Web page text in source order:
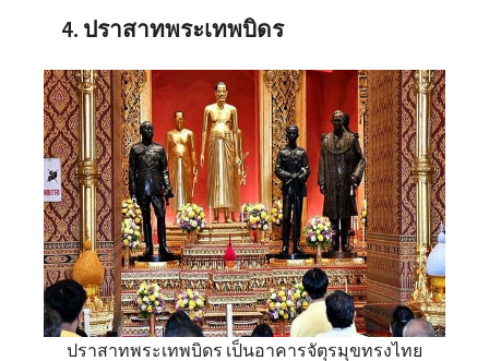
4. ปราสาทพระเทพบิดร
ปราสาทพระเทพบิดร เป็นอาคารจัตุรมุขทรงไทย